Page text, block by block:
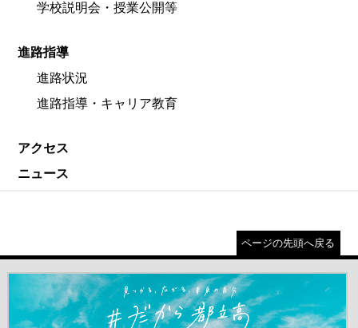
学校説明会・授業公開等
進路指導
進路状況
進路指導・キャリア教育
アクセス
ニュース
ページの先頭へ戻る
＃だから都立高（別ウインドウが開きます）